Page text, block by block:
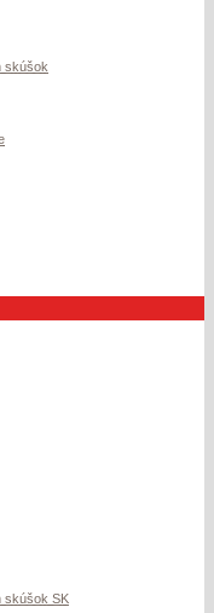
skúšok
skúšok SK